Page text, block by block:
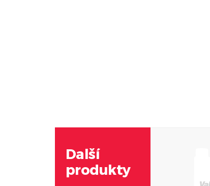
Další
produkty